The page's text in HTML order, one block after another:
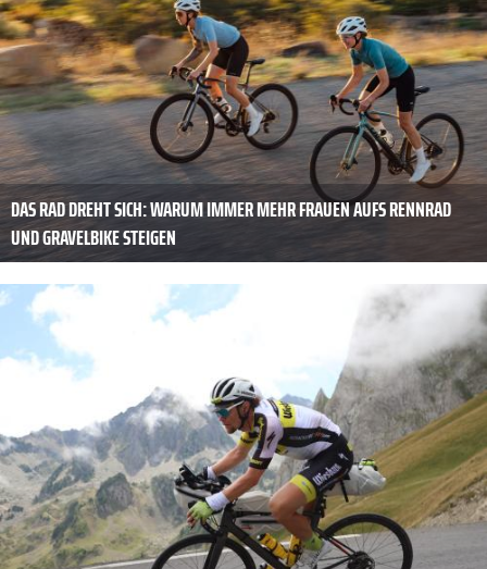
DAS RAD DREHT SICH: WARUM IMMER MEHR FRAUEN AUFS RENNRAD
UND GRAVELBIKE STEIGEN